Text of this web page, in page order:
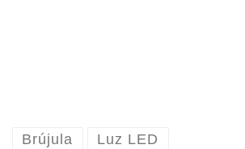
Brújula Luz LED